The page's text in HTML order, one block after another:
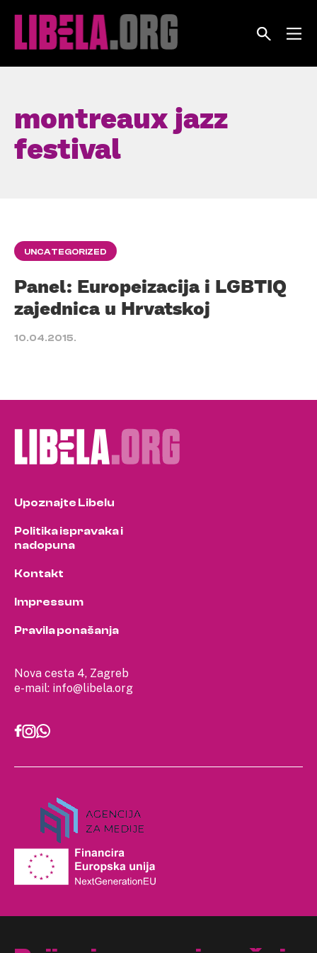
montreaux jazz
festival
UNCATEGORIZED
Panel: Europeizacija i LGBTIQ
zajednica u Hrvatskoj
10.04.2015.
Nova cesta 4, Zagreb
e-mail: info@libela.org
Upoznajte Libelu
Politika ispravaka i
nadopuna
Kontakt
Impressum
Pravila ponašanja